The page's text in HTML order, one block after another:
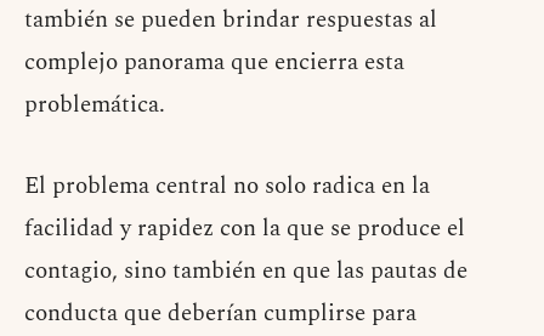
también se pueden brindar respuestas al
complejo panorama que encierra esta
problemática.
El problema central no solo radica en la
facilidad y rapidez con la que se produce el
contagio, sino también en que las pautas de
conducta que deberían cumplirse para